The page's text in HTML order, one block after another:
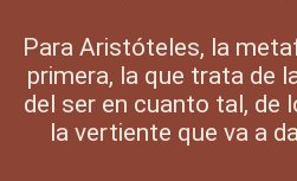
Para Aristóteles, la
primera, la que trata de
del ser en cuanto tal, de
la vertiente que va a